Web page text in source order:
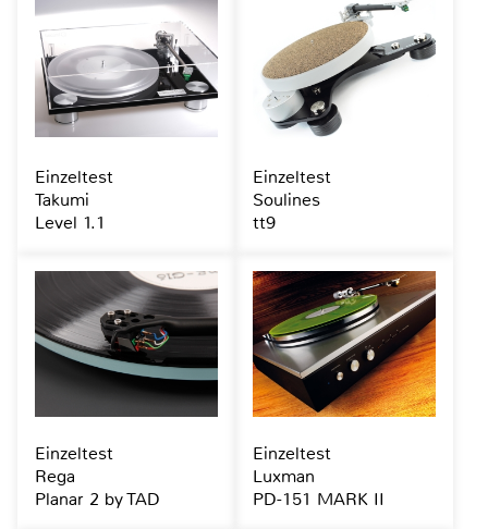
Einzeltest
Takumi
Level 1.1
Einzeltest
Soulines
tt9
Einzeltest
Rega
Planar 2 by TAD
Einzeltest
Luxman
PD-151 MARK II